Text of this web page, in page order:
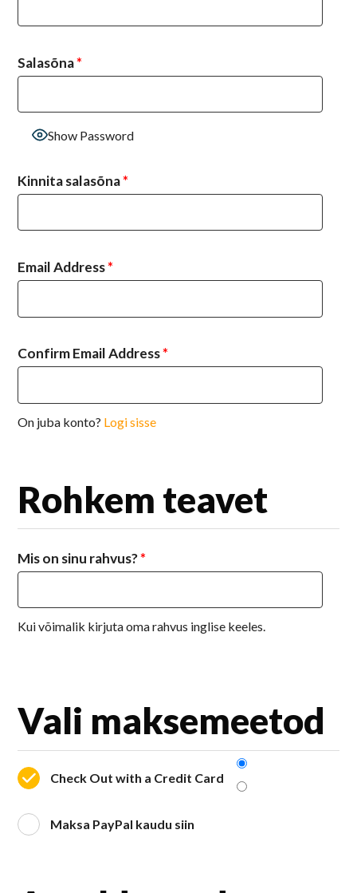
Salasõna*
Show Password
Kinnita salasõna*
Email Address*
Confirm Email Address*
On juba konto? Logi sisse
Rohkem teavet
Mis on sinu rahvus?*
Kui võimalik kirjuta oma rahvus inglise keeles.
Vali maksemeetod
Check Out with a Credit Card
Maksa PayPal kaudu siin